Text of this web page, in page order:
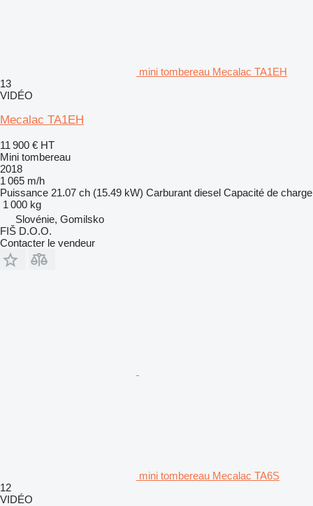
mini tombereau Mecalac TA1EH
13
VIDÉO
Mecalac TA1EH
11 900 € HT
Mini tombereau
2018
1 065 m/h
Puissance 21.07 ch (15.49 kW) Carburant diesel Capacité de charge
1 000 kg
Slovénie, Gomilsko
FIŠ D.O.O.
Contacter le vendeur
mini tombereau Mecalac TA6S
12
VIDÉO